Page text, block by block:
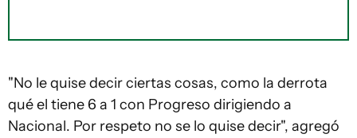
"No le quise decir ciertas cosas, como la derrota
qué el tiene 6 a 1 con Progreso dirigiendo a
Nacional. Por respeto no se lo quise decir", agregó